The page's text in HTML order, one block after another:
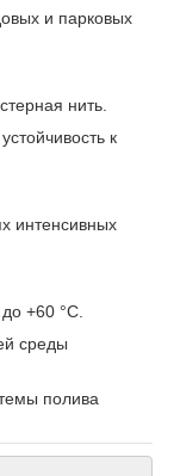
и парковых
нить.
к
интенсивных
+60 °С.
среды
полива